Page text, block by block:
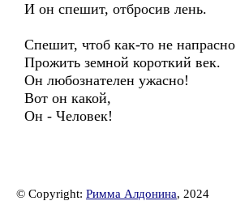
И он спешит, отбросив лень.
Спешит, чтоб как-то не напрасно
Прожить земной короткий век.
Он любознателен ужасно!
Вот он какой,
Он - Человек!
© Copyright: Римма Алдонина, 2024